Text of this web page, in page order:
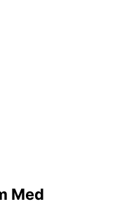
Med